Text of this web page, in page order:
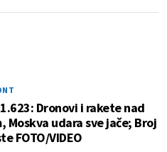
Dronovi i rakete nad
Moskva udara sve jače; Broj
FOTO/VIDEO